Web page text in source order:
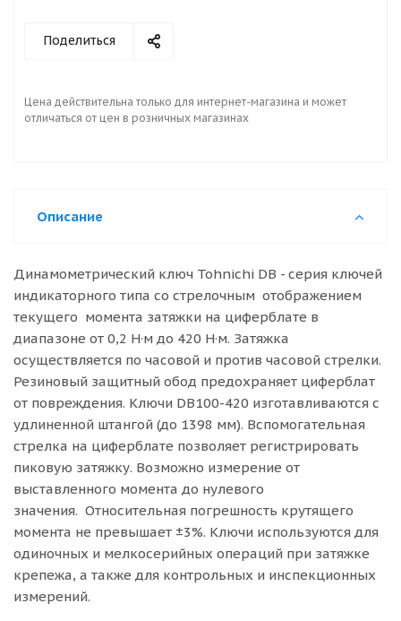
Поделиться
Цена действительна только для интернет-магазина и может
отличаться от цен в розничных магазинах
Описание
Динамометрический ключ Tohnichi DB - серия ключей
индикаторного типа со стрелочным отображением
текущего момента затяжки на циферблате в
диапазоне от 0,2 Н·м до 420 Н·м. Затяжка
осуществляется по часовой и против часовой стрелки.
Резиновый защитный обод предохраняет циферблат
от повреждения. Ключи DB100-420 изготавливаются с
удлиненной штангой (до 1398 мм). Вспомогательная
стрелка на циферблате позволяет регистрировать
пиковую затяжку. Возможно измерение от
выставленного момента до нулевого
значения. Относительная погрешность крутящего
момента не превышает ±3%. Ключи используются для
одиночных и мелкосерийных операций при затяжке
крепежа, а также для контрольных и инспекционных
измерений.